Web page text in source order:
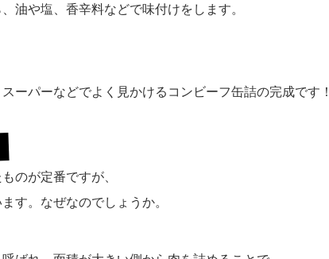
油や塩、香辛料などで味付けをします。
ーパーなどでよく見かけるコンビーフ缶詰の完成です！
のが定番ですが、
す。なぜなのでしょうか。